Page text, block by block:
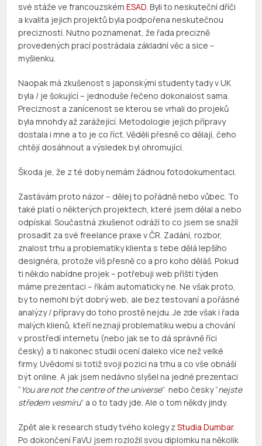
své stáže ve francouzskémESAD . Byli to neskuteční dříči
a kvalita jejich projektů byla podpořena neskutečnou
precizností. Nutno poznamenat, že řada precizně
provedených prací postrádala základní věc a sice –
myšlenku.
Naopak má zkušenost s japonskými studenty tady v UK
byla / je šokující – jednoduše řečeno dokonalost sama.
Preciznost a zanícenost se kterou se vrhali do projeků
byla mnohdy až zarážející. Metodologie jejich přípravy
dostala i mne a to je co říct. Věděli přesně co dělají, čeho
chtějí dosáhnout a výsledek byl ohromující.
Škoda je, že z té doby nemám žádnou fotodokumentaci.
Zastávám proto názor – dělej to pořádně nebo vůbec. To
také platí o některých projektech, které jsem dělal a nebo
odpískal. Součastná zkušenot odráží to co jsem se snažíl
prosadit za své freelance praxe v ČR. Zadání, rozbor,
znalost trhu a problematiky klienta s tebe dělá lepšího
designéra, protože víš přesně co a pro koho děláš. Pokud
ti někdo nabídne projek – potřebuji web příští týden
máme prezentaci – říkám automaticky ne. Ne však proto,
by to nemohl být dobrý web, ale bez testovaní a pořásné
analýzy / přípravy do toho prostě nejdu. Je zde však i řada
malých klienů, kteří neznají problematiku webu a chování
v prostředí internetu (nebo jak se to dá správně říci
česky) a ti nakonec studii ocení daleko více než velké
firmy. Uvědomí si totiž svoji pozici na trhu a co vše obnáší
být online. A jak jsem nedávno slyšel na jedné prezentaci
“You are not the centre of the universe” nebo česky “nejste
středem vesmíru” a o to tady jde. Ale o tom někdy jindy.
Zpět ale k research study tvého kolegy zStudia Dumbar.
Po dokončení FaVU jsem rozložil svou diplomku na několik